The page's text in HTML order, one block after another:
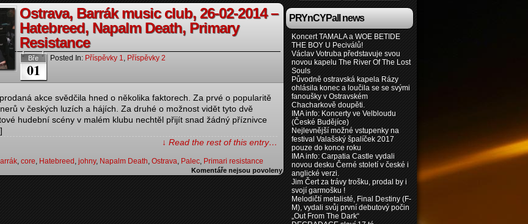
Ostrava, Barrák music club, 26-02-2014 –
Hatebreed, Napalm Death, Primary
Resistance
Bře
01
Posted In: Příspěvky 1, Příspěvky 2
akce svědčila hned o několika faktorech. Za prvé o popularitě
v českých luzích a hájích. Za druhé o možnost vidět tyto dvě
hudební scény v malém klubu nechtěl přijít snad žádný příznivce
↓ Read the rest of this entry…
, core, Hatebreed , johny, Napalm Death, Ostrava, Palec, Primari resistance
Komentáře nejsou povoleny
PRYnCYPall news
Koncert TAMALA a WOE BETIDE
THE BOY U Peciválů!
Václav Votruba představuje svou
novou kapelu The River Of The Lost
Souls
Původně ostravská kapela Rázy
ohlásila konec a loučila se se svými
fanoušky v Ostravském
Chacharkově doupěti.
IMA info: Koncerty ve Velbloudu
(České Budějíce)
Nejlevnější možné vstupenky na
festival Valašský špalíček 2017
pouze do konce roku
IMA info: Carpatia Castle vydali
novou desku Černé století v české i
anglické verzi.
Jim Čert za trávy trošku, prodal by i
svojí garmošku !
Melodičtí metalisté, Final Destiny (F-
M), vydali svůj první debutový počin
„Out From The Dark“